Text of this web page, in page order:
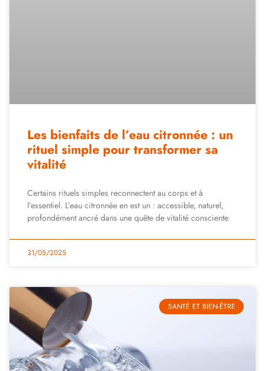
Les bienfaits de l’eau citronnée : un
rituel simple pour transformer sa
vitalité
Certains rituels simples reconnectent au corps et à
l’essentiel. L’eau citronnée en est un : accessible, naturel,
profondément ancré dans une quête de vitalité consciente.
31/05/2025
SANTÉ ET BIEN-ÊTRE